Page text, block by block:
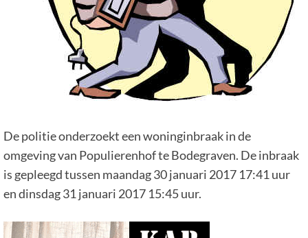
De politie onderzoekt een woninginbraak in de
omgeving van Populierenhof te Bodegraven. De inbraak
is gepleegd tussen maandag 30 januari 2017 17:41 uur
en dinsdag 31 januari 2017 15:45 uur.